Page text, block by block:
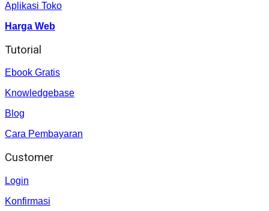
Aplikasi Toko
Harga Web
Tutorial
Ebook Gratis
Knowledgebase
Blog
Cara Pembayaran
Customer
Login
Konfirmasi